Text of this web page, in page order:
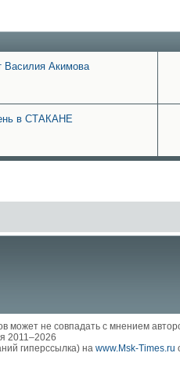
Василия Акимова
в СТАКАНЕ
может не совпадать с мнением
2011–2026
гиперссылка) на www.Msk-Times.ru